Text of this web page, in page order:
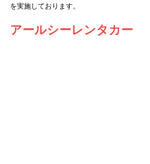
を実施しております。
アールシーレンタカー